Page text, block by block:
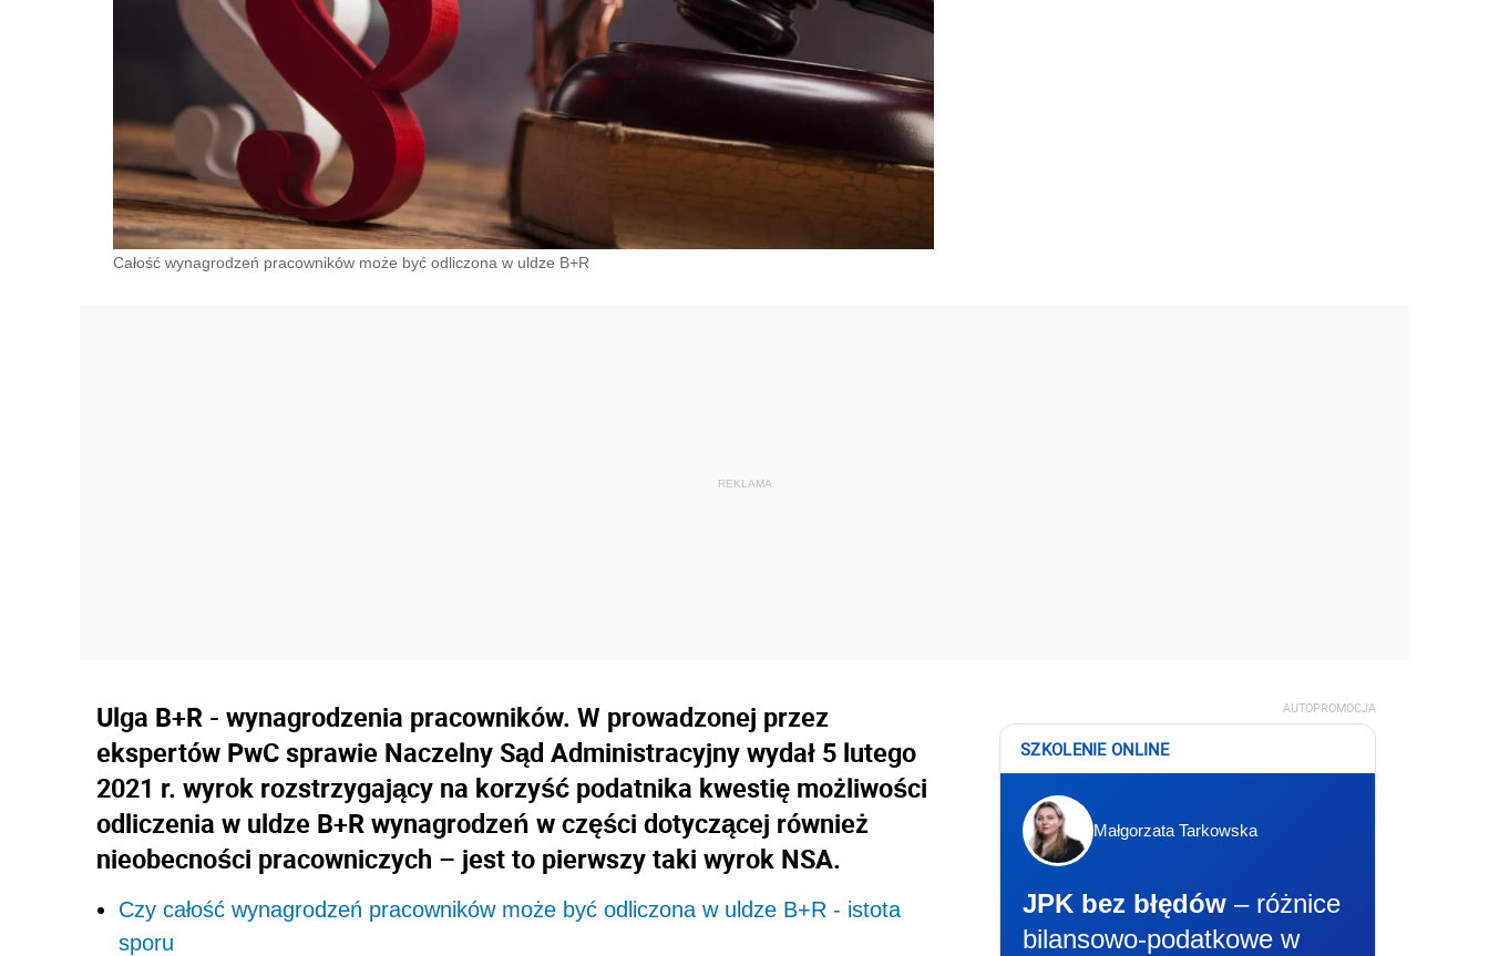
Całość wynagrodzeń pracowników może być odliczona w uldze B+R
Ulga B+R - wynagrodzenia pracowników. W prowadzonej przez
ekspertów PwC sprawie Naczelny Sąd Administracyjny wydał 5 lutego
2021 r. wyrok rozstrzygający na korzyść podatnika kwestię możliwości
odliczenia w uldze B+R wynagrodzeń w części dotyczącej również
nieobecności pracowniczych – jest to pierwszy taki wyrok NSA.
Czy całość wynagrodzeń pracowników może być odliczona w uldze B+R - istota
sporu
AUTOPROMOCJA
SZKOLENIE ONLINE
Małgorzata Tarkowska
JPK bez błędów – różnice
bilansowo-podatkowe w